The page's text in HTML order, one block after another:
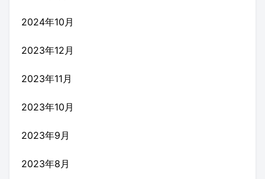
2024年10月
2023年12月
2023年11月
2023年10月
2023年9月
2023年8月